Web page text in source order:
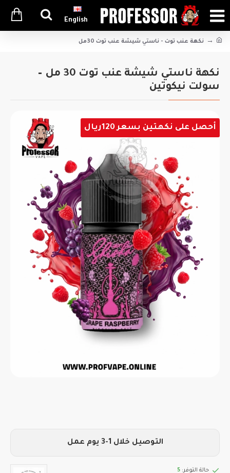
English
نكهة عنب توت - ناستي شيشة عنب توت 30مل
نكهة ناستي شيشة عنب توت 30 مل –
سولت نيكوتين
أحصل على نكهتين بسعر 120ريال
حالة التوفر: 5
التوصيل خلال 1-3 يوم عمل